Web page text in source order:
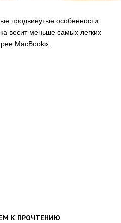
продвинутые особенности
весит меньше самых легких
MacBook».
К ПРОЧТЕНИЮ